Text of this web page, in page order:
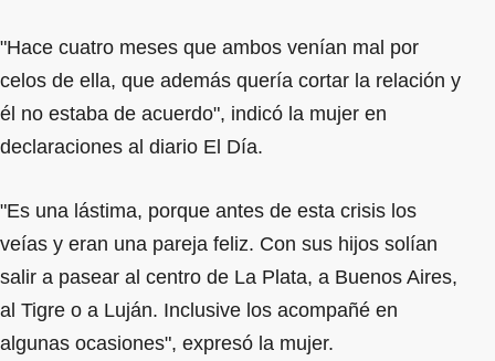
"Hace cuatro meses que ambos venían mal por
celos de ella, que además quería cortar la relación y
él no estaba de acuerdo", indicó la mujer en
declaraciones al diario El Día.
"Es una lástima, porque antes de esta crisis los
veías y eran una pareja feliz. Con sus hijos solían
salir a pasear al centro de La Plata, a Buenos Aires,
al Tigre o a Luján. Inclusive los acompañé en
algunas ocasiones", expresó la mujer.